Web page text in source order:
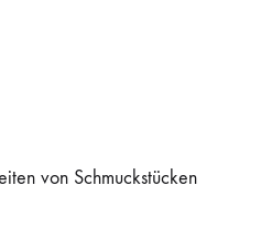
von Schmuckstücken